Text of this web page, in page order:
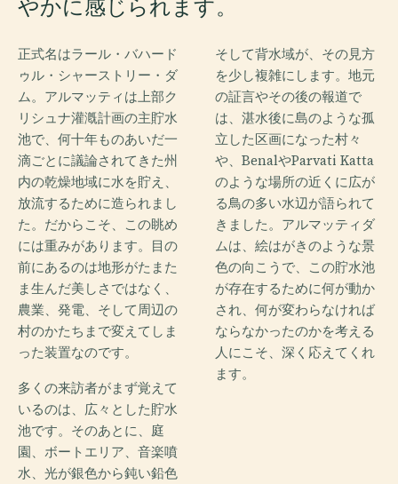
やかに感じられます。
正式名はラール・バハード
ゥル・シャーストリー・ダ
ム。アルマッティは上部ク
リシュナ灌漑計画の主貯水
池で、何十年ものあいだ一
滴ごとに議論されてきた州
内の乾燥地域に水を貯え、
放流するために造られまし
た。だからこそ、この眺め
には重みがあります。目の
前にあるのは地形がたまた
ま生んだ美しさではなく、
農業、発電、そして周辺の
村のかたちまで変えてしま
った装置なのです。
多くの来訪者がまず覚えて
いるのは、広々とした貯水
池です。そのあとに、庭
園、ボートエリア、音楽噴
水、光が銀色から鈍い鉛色
そして背水域が、その見方
を少し複雑にします。地元
の証言やその後の報道で
は、湛水後に島のような孤
立した区画になった村々
や、BenalやParvati Katta
のような場所の近くに広が
る鳥の多い水辺が語られて
きました。アルマッティダ
ムは、絵はがきのような景
色の向こうで、この貯水池
が存在するために何が動か
され、何が変わらなければ
ならなかったのかを考える
人にこそ、深く応えてくれ
ます。